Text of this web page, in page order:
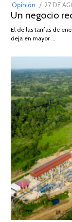
Opinión
POSTED
ON
27 DE
Un negocio
El de las tarifas de
deja en mayor …